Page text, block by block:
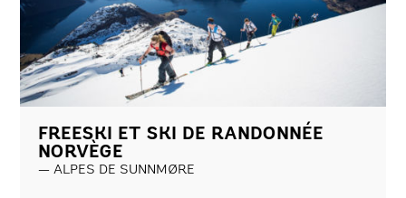
FREESKI ET SKI DE RANDONNÉE
NORVÈGE
ALPES DE SUNNMØRE